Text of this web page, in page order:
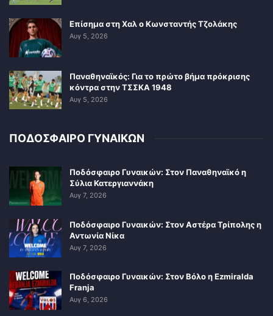
Επίσημα στη Χαλ ο Κωνσταντής Τζολάκης
Αυγ 5, 2026
Παναθηναϊκός: Για το πρώτο βήμα πρόκρισης
κόντρα στην ΤΣΣΚΑ 1948
Αυγ 5, 2026
ΠΟΔΟΣΦΑΙΡΟ ΓΥΝΑΙΚΩΝ
Ποδόσφαιρο Γυναικών: Στον Παναθηναϊκό η
Σύλια Κατεργιαννάκη
Αυγ 7, 2026
Ποδόσφαιρο Γυναικών: Στον Αστέρα Τρίπολης η
Αντωνία Νίκα
Αυγ 7, 2026
Ποδόσφαιρο Γυναικών: Στον Βόλο η Ezmiralda
Franja
Αυγ 6, 2026